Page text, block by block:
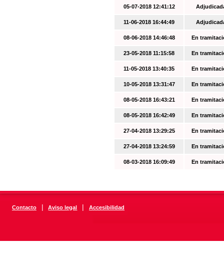
05-07-2018 12:41:12
11-06-2018 16:44:49
08-06-2018 14:46:48 En
23-05-2018 11:15:58 En
11-05-2018 13:40:35 En
10-05-2018 13:31:47 En
08-05-2018 16:43:21 En
08-05-2018 16:42:49 En
27-04-2018 13:29:25 En
27-04-2018 13:24:59 En
08-03-2018 16:09:49 En
Contacto | Aviso legal | Accesibilidad